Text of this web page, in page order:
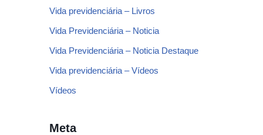
Vida previdenciária – Livros
Vida Previdenciária – Noticia
Vida Previdenciária – Noticia Destaque
Vida previdenciária – Vídeos
Vídeos
Meta